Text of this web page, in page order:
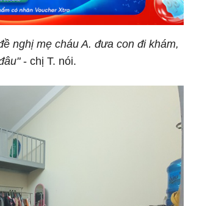
nghị mẹ cháu A. đưa con đi khám,
- chị T. nói.